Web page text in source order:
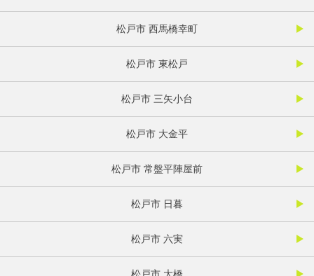
松戸市 西馬橋幸町
松戸市 東松戸
松戸市 三矢小台
松戸市 大金平
松戸市 常盤平陣屋前
松戸市 日暮
松戸市 六実
松戸市 大橋